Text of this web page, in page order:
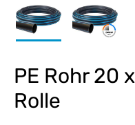
PE Rohr 20
Rolle